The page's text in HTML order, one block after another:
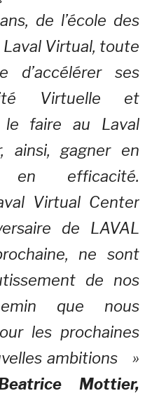
de l’école des
Virtual, toute
d’accélérer ses
Virtuelle et
le faire au Laval
ainsi, gagner en
efficacité.
Virtual Center
de LAVAL
ne sont
de nos
que nous
les prochaines
ambitions »
Mottier,